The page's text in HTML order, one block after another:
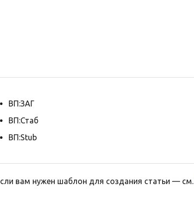
ВП:ЗАГ
ВП:Стаб
ВП:Stub
вам нужен шаблон для создания статьи — см.